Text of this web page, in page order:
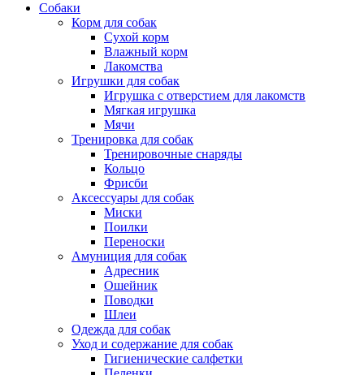
Собаки
Корм для собак
Сухой корм
Влажный корм
Лакомства
Игрушки для собак
Игрушка с отверстием для лакомств
Мягкая игрушка
Мячи
Тренировка для собак
Тренировочные снаряды
Кольцо
Фрисби
Аксессуары для собак
Миски
Поилки
Переноски
Амуниция для собак
Адресник
Ошейник
Поводки
Шлеи
Одежда для собак
Уход и содержание для собак
Гигиенические салфетки